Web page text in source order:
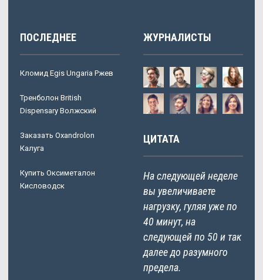
ПОСЛЕДНЕЕ
Кломид Egis Ungaria Ржев
Тренболон British
Dispensary Волжский
Заказать Oxandrolon
Калуга
Купить Оксиметалон
Кисловодск
ЖУРНАЛИСТЫ
ЦИТАТА
На следующей неделе
вы увеличиваете
нагрузку, гуляя уже по
40 минут, на
следующей по 50 и так
далее до разумного
предела.